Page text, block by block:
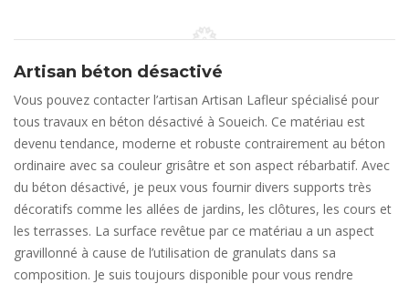
Artisan béton désactivé
Vous pouvez contacter l’artisan Artisan Lafleur spécialisé pour
tous travaux en béton désactivé à Soueich. Ce matériau est
devenu tendance, moderne et robuste contrairement au béton
ordinaire avec sa couleur grisâtre et son aspect rébarbatif. Avec
du béton désactivé, je peux vous fournir divers supports très
décoratifs comme les allées de jardins, les clôtures, les cours et
les terrasses. La surface revêtue par ce matériau a un aspect
gravillonné à cause de l’utilisation de granulats dans sa
composition. Je suis toujours disponible pour vous rendre